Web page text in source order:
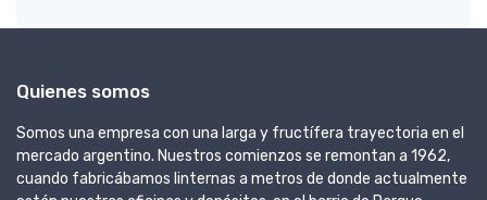
Quienes somos
Somos una empresa con una larga y fructífera trayectoria en el
mercado argentino. Nuestros comienzos se remontan a 1962,
cuando fabricábamos linternas a metros de donde actualmente